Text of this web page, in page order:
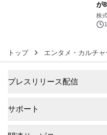
が
大
株
ア
トップ エンタメ・カルチ
プレスリリース配信
サポート